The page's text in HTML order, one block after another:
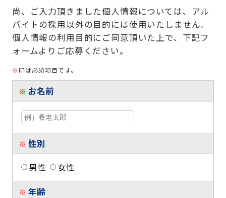
尚、ご入力頂きました個人情報については、アル
バイトの採用以外の目的には使用いたしません。
個人情報の利用目的にご同意頂いた上で、下記フ
ォームよりご応募ください。
※印は必須項目です。
※ お名前
※ 性別
男性
女性
※ 年齢